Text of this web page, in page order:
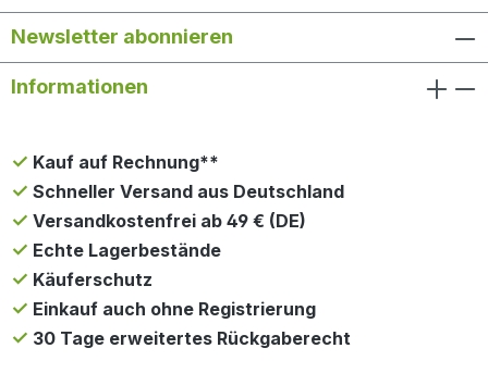
Newsletter abonnieren
Informationen
Kauf auf Rechnung**
Schneller Versand aus Deutschland
Versandkostenfrei ab 49 € (DE)
Echte Lagerbestände
Käuferschutz
Einkauf auch ohne Registrierung
30 Tage erweitertes Rückgaberecht